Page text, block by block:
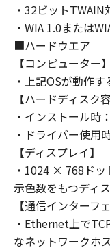
売代理店また
ウェア」の使
なる損害（逸
は付随的な損
全ての損害を
認められる限
します。たと
ンサー、キヤ
社、それらの
損害の可能性
同様です。
(3) キヤノン、
ンの子会社、
売代理店また
ウェア」、ま
・32ビット
・WIA 1.0または
■ハードウエア
【コンピューター】
・上記OSが動作
【ハードディスク
・インストール時
・ドライバー使用
【ディスプレイ】
・1024 × 768ド
示色数をもつディ
【通信インターフ
・Ethernet上で
なネットワークホ